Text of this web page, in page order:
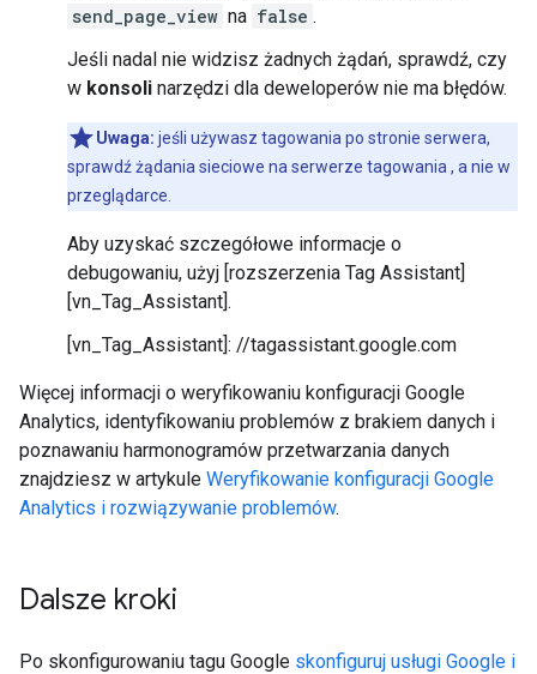
send_page_view na false .
Jeśli nadal nie widzisz żadnych żądań, sprawdź, czy
w konsoli narzędzi dla deweloperów nie ma błędów.
Uwaga: jeśli używasz tagowania po stronie serwera,
sprawdź żądania sieciowe na serwerze tagowania , a nie w
przeglądarce.
Aby uzyskać szczegółowe informacje o
debugowaniu, użyj [rozszerzenia Tag Assistant]
[vn_Tag_Assistant].
[vn_Tag_Assistant]: //tagassistant.google.com
Więcej informacji o weryfikowaniu konfiguracji Google
Analytics, identyfikowaniu problemów z brakiem danych i
poznawaniu harmonogramów przetwarzania danych
znajdziesz w artykule Weryfikowanie konfiguracji Google
Analytics i rozwiązywanie problemów.
Dalsze kroki
Po skonfigurowaniu tagu Google skonfiguruj usługi Google i